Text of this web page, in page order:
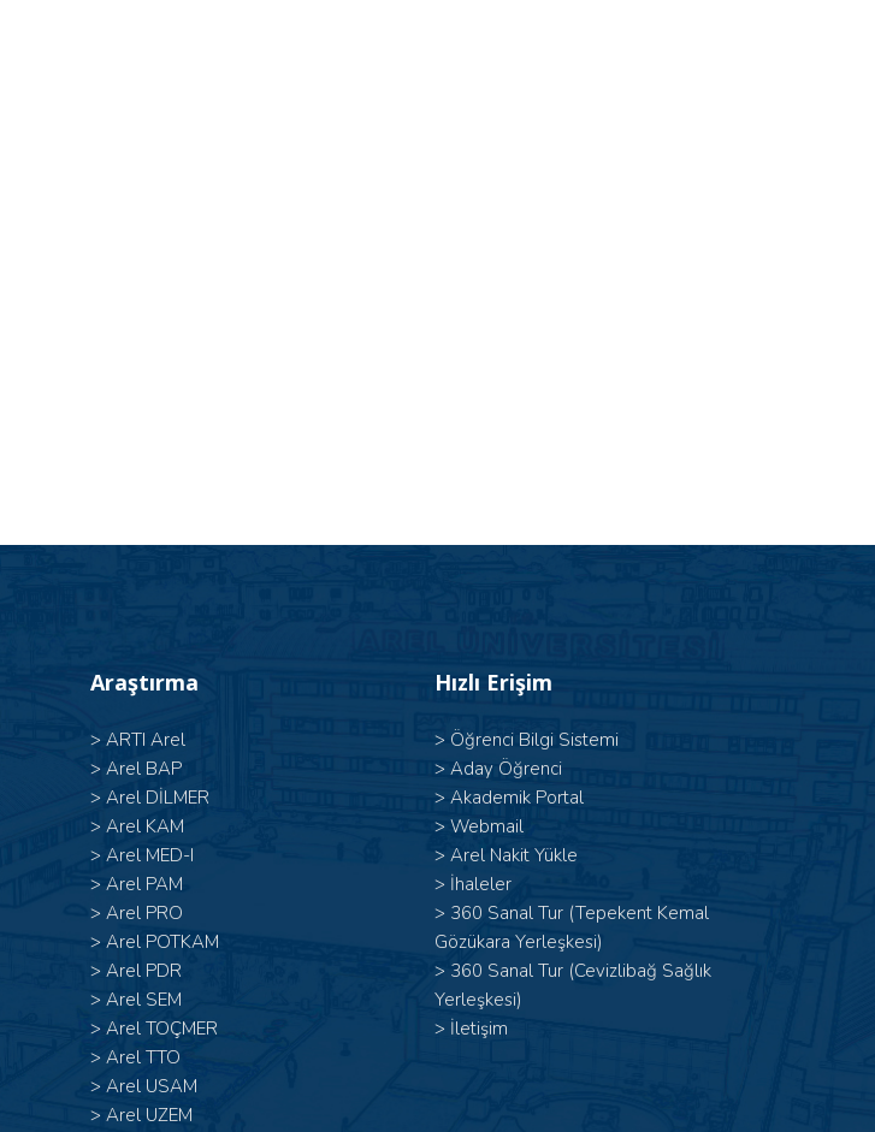
Araştırma
> ARTI Arel
> Arel BAP
> Arel DİLMER
> Arel KAM
> Arel MED-I
> Arel PAM
> Arel PRO
> Arel POTKAM
> Arel PDR
> Arel SEM
> Arel TOÇMER
> Arel TTO
> Arel USAM
> Arel UZEM
Hızlı Erişim
> Öğrenci Bilgi Sistemi
> Aday Öğrenci
> Akademik Portal
> Webmail
> Arel Nakit Yükle
> İhaleler
> 360 Sanal Tur (Tepekent Kemal
Gözükara Yerleşkesi)
> 360 Sanal Tur (Cevizlibağ Sağlık
Yerleşkesi)
> İletişim